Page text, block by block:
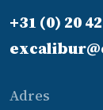
+31 (0) 20
Adres